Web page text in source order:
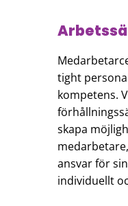
tight
kompetens.
skapa
ansvar för
individuellt